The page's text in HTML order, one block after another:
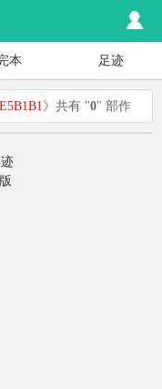
本 足迹
》共有 "0" 部作